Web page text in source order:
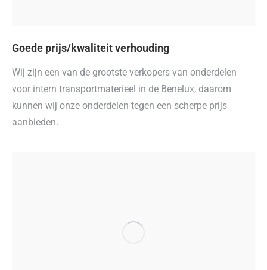
Goede prijs/kwaliteit verhouding
Wij zijn een van de grootste verkopers van onderdelen
voor intern transportmaterieel in de Benelux, daarom
kunnen wij onze onderdelen tegen een scherpe prijs
aanbieden.